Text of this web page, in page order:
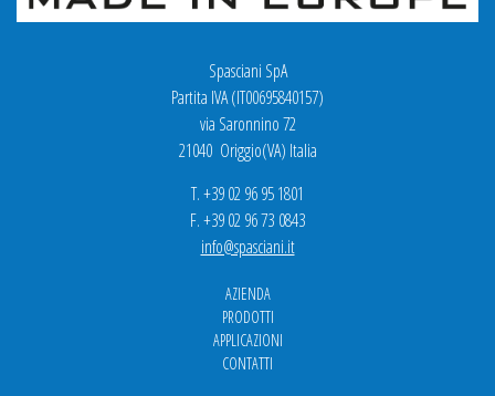
Spasciani SpA
Partita IVA (IT00695840157)
via Saronnino 72
21040 Origgio(VA) Italia
T. +39 02 96 95 1801
F. +39 02 96 73 0843
info@spasciani.it
AZIENDA
PRODOTTI
APPLICAZIONI
CONTATTI